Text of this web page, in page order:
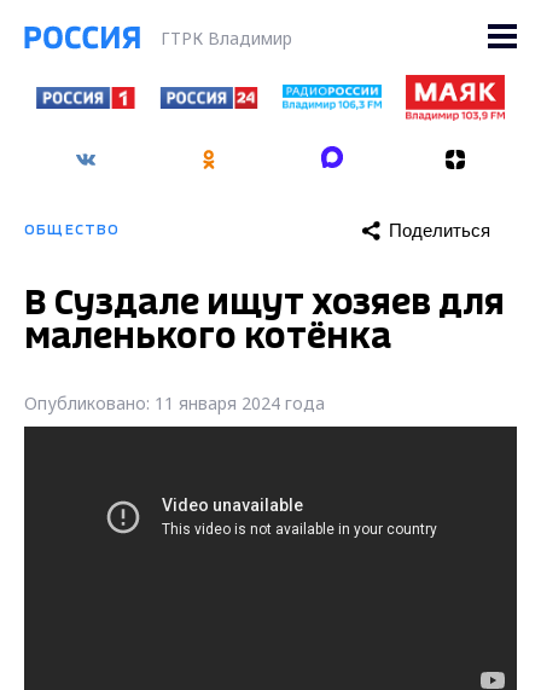
ГТРК Владимир
ОБЩЕСТВО Поделиться
В Суздале ищут хозяев для
маленького котёнка
Опубликовано: 11 января 2024 года